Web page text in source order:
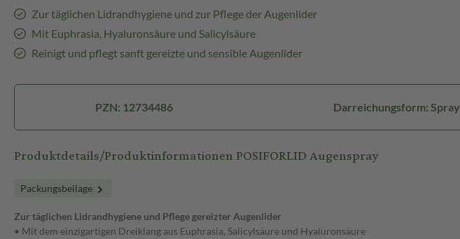
Zur täglichen Lidrandhygiene und zur Pflege der Augenlider
Mit Euphrasia, Hyaluronsäure und Salicylsäure
Reinigt und pflegt sanft gereizte und sensible Augenlider
PZN: 12734486 Darreichungsform: Spray
Produktdetails/Produktinformationen POSIFORLID Augenspray
Packungsbeilage
Zur täglichen Lidrandhygiene und Pflege gereizter Augenlider
• Mit dem einzigartigen Dreiklang aus Euphrasia, Salicylsäure und Hyaluronsäure